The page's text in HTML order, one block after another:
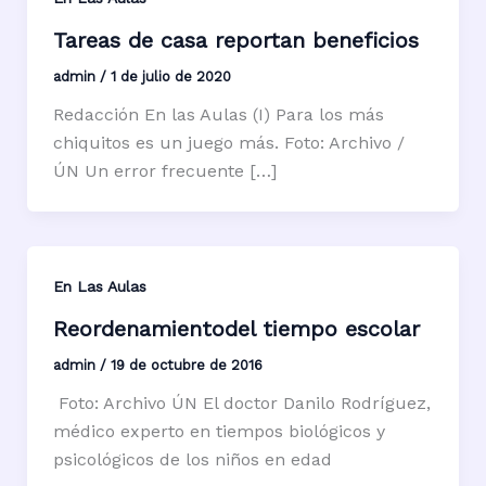
Tareas de casa reportan beneficios
admin / 1 de julio de 2020
Redacción En las Aulas (I) Para los más
chiquitos es un juego más. Foto: Archivo /
ÚN Un error frecuente […]
En Las Aulas
Reordenamientodel tiempo escolar
admin / 19 de octubre de 2016
​ Foto: Archivo ÚN El doctor Danilo Rodríguez,
médico experto en tiempos biológicos y
psicológicos de los niños en edad